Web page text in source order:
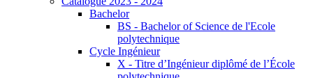
Bachelor
BS - Bachelor of Science de l'Ecole
polytechnique
Cycle Ingénieur
X - Titre d’Ingénieur diplômé de l’École